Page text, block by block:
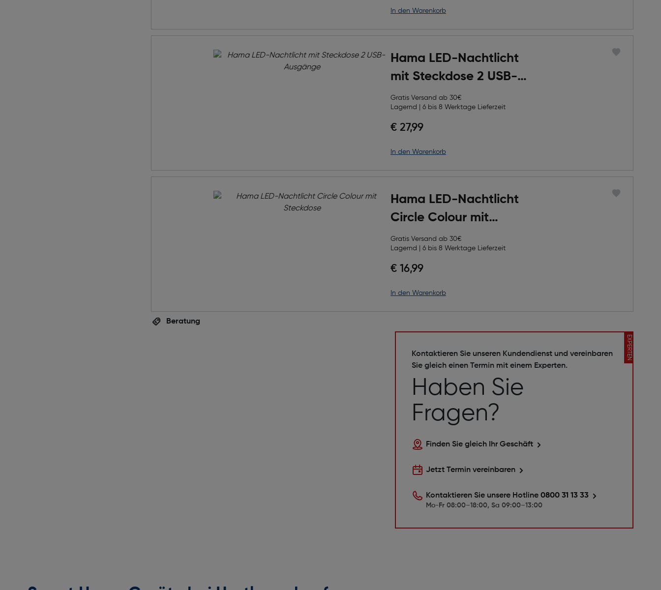
in den Warenkorb
Hama LED-Nachtlicht
mit Steckdose 2 USB-
Ausgänge
Gratis Versand ab 30€
Lagernd | 6 bis 8 Werktage Lieferzeit
€ 27,99
in den Warenkorb
Hama LED-Nachtlicht
Circle Colour mit
Steckdose
Gratis Versand ab 30€
Lagernd | 6 bis 8 Werktage Lieferzeit
€ 16,99
in den Warenkorb
Beratung
EXPERTEN
Kontaktieren Sie unseren Kundendienst und vereinbaren
Sie gleich einen Termin mit einem Experten.
Haben Sie
Fragen?
Finden Sie gleich Ihr Geschäft
Jetzt Termin vereinbaren
Kontaktieren Sie unsere Hotline0800 31 13 33
Mo-Fr 08:00–18:00, Sa 09:00–13:00